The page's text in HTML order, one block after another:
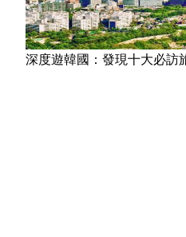
深度遊韓國：發現十大必訪